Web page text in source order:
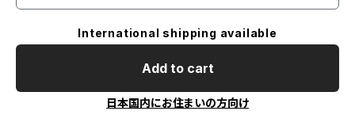
International shipping available
Add to cart
日本国内にお住まいの方向け